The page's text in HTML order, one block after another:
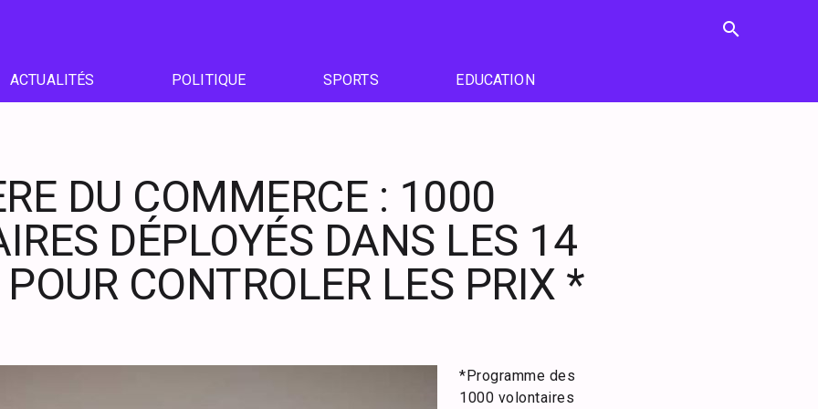
search
ACTUALITÉS POLITIQUE SPORTS EDUCATION
DU COMMERCE : 1000
DÉPLOYÉS DANS LES 14
CONTROLER LES PRIX *
*Programme des
1000 volontaires